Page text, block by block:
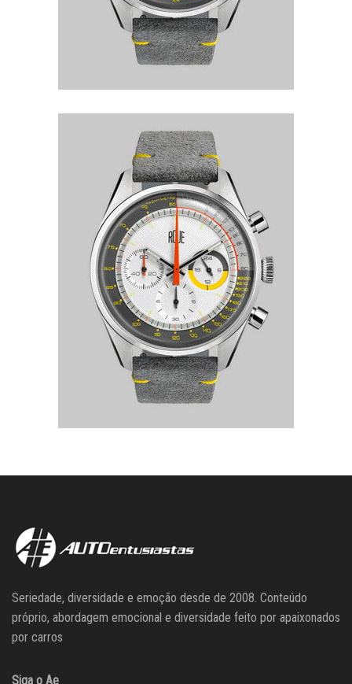
Seriedade, diversidade e emoção desde de 2008. Conteúdo
próprio, abordagem emocional e diversidade feito por apaixonados
por carros
Siga o Ae